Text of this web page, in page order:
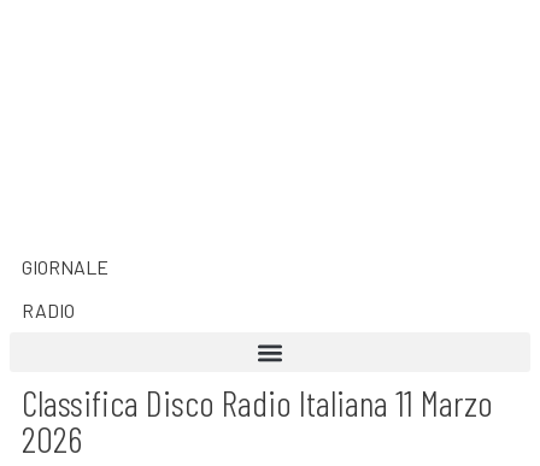
GIORNALE
RADIO
Classifica Disco Radio Italiana 11 Marzo
2026